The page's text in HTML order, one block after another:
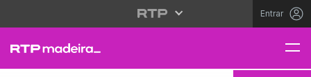
Entrar